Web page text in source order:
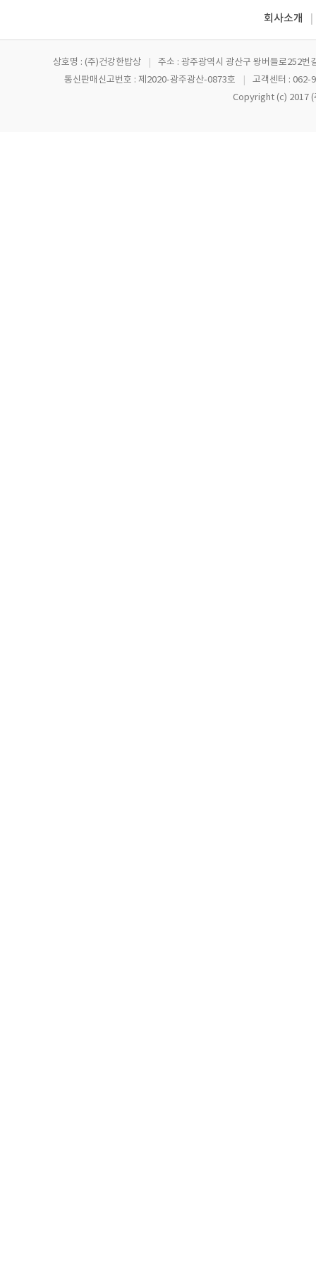
회사소개
상호명 : (주)건강한밥상
주소 : 광주광역시 광산구 왕버들로252
통신판매신고번호 : 제2020-광주광산-0873호
고객센터 : 062-
Copyright (c) 2017